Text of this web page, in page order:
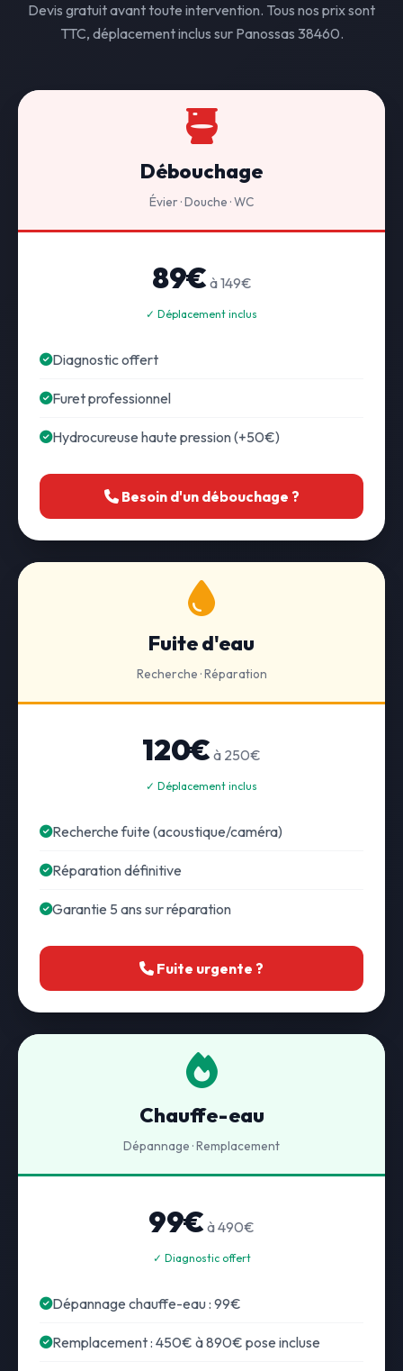
Devis gratuit avant toute intervention. Tous nos prix sont
TTC, déplacement inclus sur Panossas 38460.
Débouchage
Évier · Douche · WC
89€ à 149€
✓ Déplacement inclus
Diagnostic offert
Furet professionnel
Hydrocureuse haute pression (+50€)
Besoin d'un débouchage ?
Fuite d'eau
Recherche · Réparation
120€ à 250€
✓ Déplacement inclus
Recherche fuite (acoustique/caméra)
Réparation définitive
Garantie 5 ans sur réparation
Fuite urgente ?
Chauffe-eau
Dépannage · Remplacement
99€ à 490€
✓ Diagnostic offert
Dépannage chauffe-eau : 99€
Remplacement : 450€ à 890€ pose incluse